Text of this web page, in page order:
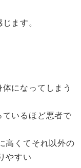
ます。
になってしまう
いるほど悪者で
高くてそれ以外の
やすい